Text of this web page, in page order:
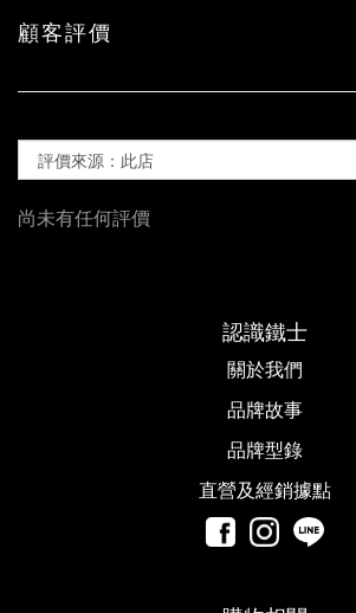
顧客評價
尚未有任何評價
認識鐵士
關於我們
品牌故事​
品牌型錄
直營及經銷據點